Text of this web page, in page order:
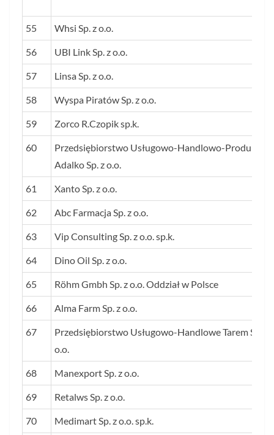
55 Whsi Sp. z o.o.
56 UBI Link Sp. z o.o.
57 Linsa Sp. z o.o.
58 Wyspa Piratów Sp. z o.o.
59 Zorco R.Czopik sp.k.
60
Przedsiębiorstwo Usługowo-Handlowo-
Adalko Sp. z o.o.
61 Xanto Sp. z o.o.
62 Abc Farmacja Sp. z o.o.
63 Vip Consulting Sp. z o.o. sp.k.
64 Dino Oil Sp. z o.o.
65 Röhm Gmbh Sp. z o.o. Oddział w Polsce
66 Alma Farm Sp. z o.o.
67
Przedsiębiorstwo Usługowo-Handlowe Tarem Sp. z
o.o.
68 Manexport Sp. z o.o.
69 Retalws Sp. z o.o.
70 Medimart Sp. z o.o. sp.k.